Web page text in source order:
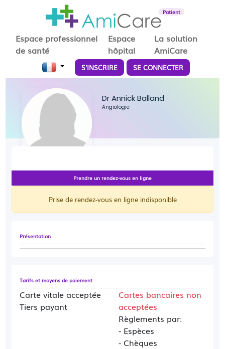
Patient
Espace professionnel
de santé
Espace
hôpital
La solution
AmiCare
S'INSCRIRE SE CONNECTER
Dr Annick Balland
Angiologie
Présentation
Tarifs et moyens de paiement
Carte vitale acceptée
Tiers payant
Cartes bancaires non
acceptées
Règlements par:
- Espèces
- Chèques
Prendre un rendez-vous en ligne
Prise de rendez-vous en ligne indisponible